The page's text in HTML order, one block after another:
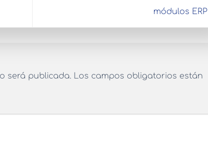
módulos ERP
será publicada. Los campos obligatorios están